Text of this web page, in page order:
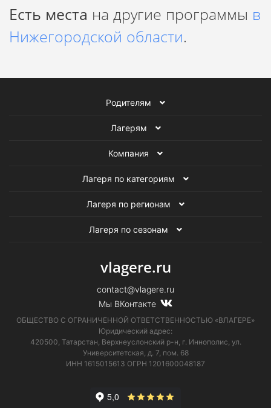
Есть места на другие программы в
Нижегородской области.
Родителям
Лагерям
Компания
Лагеря по категориям
Лагеря по регионам
Лагеря по сезонам
vlagere.ru
contact@vlagere.ru
Мы ВКонтакте
ОБЩЕСТВО С ОГРАНИЧЕННОЙ ОТВЕТСТВЕННОСТЬЮ «ВЛАГЕРЕ»
Юридический адрес:
420500, Татарстан, Верхнеуслонский р-н, г. Иннополис, ул.
Университетская, д. 7, пом. 68
ИНН 1615015613 ОГРН 1201600048187